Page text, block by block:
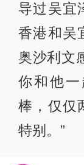
导过吴宜
香港和吴
奥沙利文
你和他
棒，仅仅
特别。”